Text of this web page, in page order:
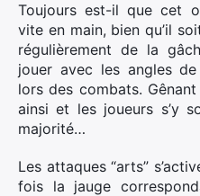
Toujours est-il que cet
vite en main, bien qu’il
régulièrement de la
jouer avec les angles
lors des combats.
ainsi et les joueurs s’y
majorité…
Les attaques “arts”
fois la jauge